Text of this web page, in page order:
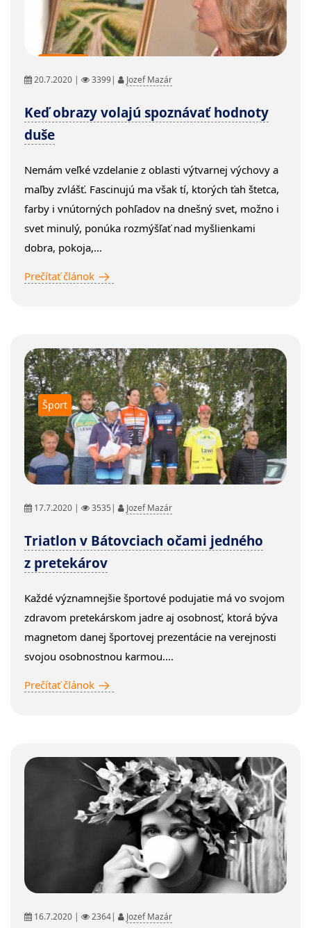
20.7.2020 | 3399| Jozef Mazár
Keď obrazy volajú spoznávať hodnoty
duše
Nemám veľké vzdelanie z oblasti výtvarnej výchovy a
maľby zvlášť. Fascinujú ma však tí, ktorých ťah štetca,
farby i vnútorných pohľadov na dnešný svet, možno i
svet minulý, ponúka rozmýšľať nad myšlienkami
dobra, pokoja,...
Prečítať článok
Šport
17.7.2020 | 3535| Jozef Mazár
Triatlon v Bátovciach očami jedného
z pretekárov
Každé významnejšie športové podujatie má vo svojom
zdravom pretekárskom jadre aj osobnosť, ktorá býva
magnetom danej športovej prezentácie na verejnosti
svojou osobnostnou karmou....
Prečítať článok
16.7.2020 | 2364| Jozef Mazár